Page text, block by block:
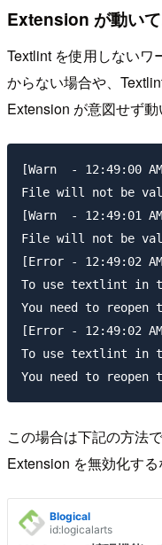
Extension が動い
Textlint を使用しないワ
からない場合や、
Extension が意図せず動
[Warn  - 12:49:00
File will not be
[Warn  - 12:49:01
File will not be
[Error - 12:49:02
To use textlint in
You need to
[Error - 12:49:02
To use textlint in
この場合は下記の方法
Extension を無効化する